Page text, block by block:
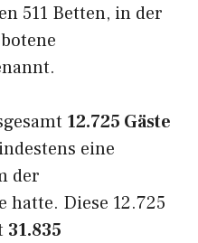
511 Betten, in der
12.725 Gäste
eine
der
hatte. Diese 12.725
31.835